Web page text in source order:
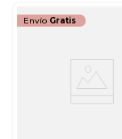
Envío Gratis